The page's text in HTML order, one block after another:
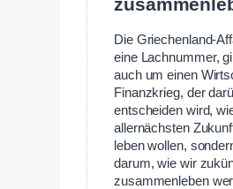
Die Griechenland-
eine Lachnummer,
auch um einen
Finanzkrieg, der
entscheiden wird,
allernächsten
leben wollen,
darum, wie wir
zusammenleben